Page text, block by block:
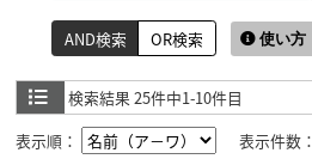
AND検索 OR検索 使い方
検索結果 25件中1-10件目
表示順：
表示件数：